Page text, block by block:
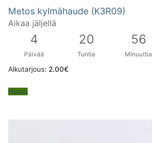
Metos kylmähaude (K3R09)
Aikaa jäljellä
4
Päivää
20
Tuntia
56
Minuuttia
Alkutarjous: 2.00€
Huuda